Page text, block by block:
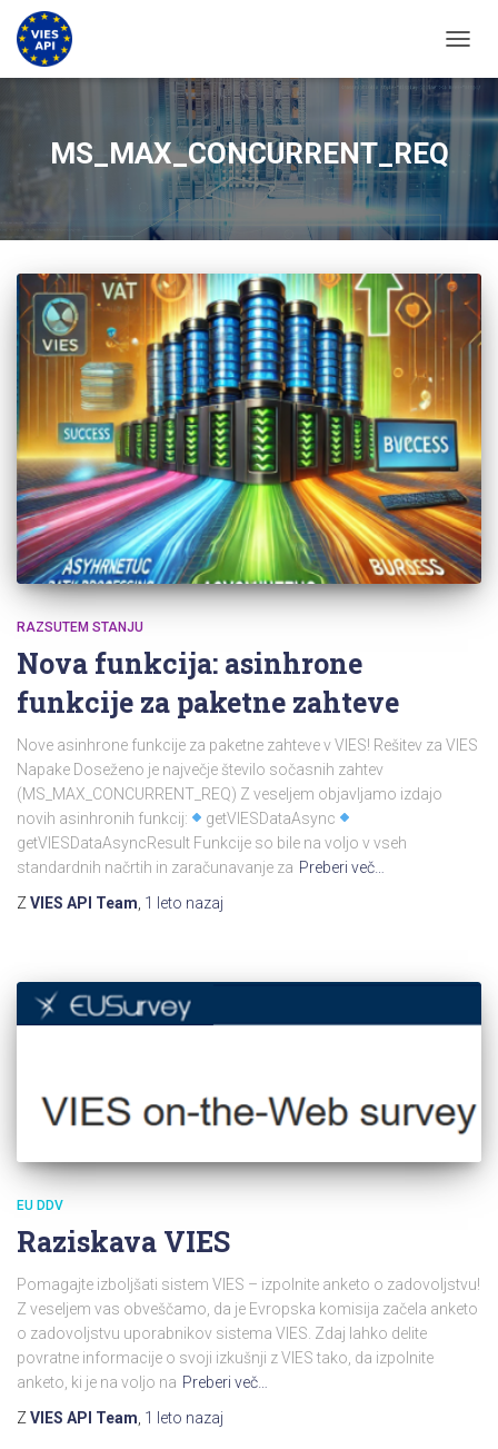
MS_MAX_CONCURRENT_REQ
RAZSUTEM STANJU
Nova funkcija: asinhrone
funkcije za paketne zahteve
Nove asinhrone funkcije za paketne zahteve v VIES! Rešitev za VIES
Napake Doseženo je največje število sočasnih zahtev
(MS_MAX_CONCURRENT_REQ) Z veseljem objavljamo izdajo
novih asinhronih funkcij:
getVIESDataAsync
getVIESDataAsyncResult Funkcije so bile na voljo v vseh
standardnih načrtih in zaračunavanje za Preberi več…
Z VIES API Team 1 leto nazaj
EU DDV
Raziskava VIES
Pomagajte izboljšati sistem VIES – izpolnite anketo o zadovoljstvu!
Z veseljem vas obveščamo, da je Evropska komisija začela anketo
o zadovoljstvu uporabnikov sistema VIES. Zdaj lahko delite
povratne informacije o svoji izkušnji z VIES tako, da izpolnite
anketo, ki je na voljo na Preberi več…
ZVIES API Team, 1 leto nazaj